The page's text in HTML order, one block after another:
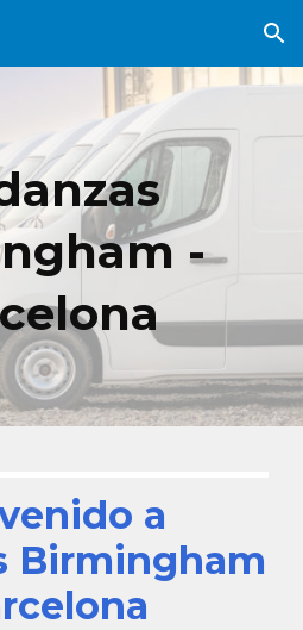
Skip to navigation
-
a
Birmingham